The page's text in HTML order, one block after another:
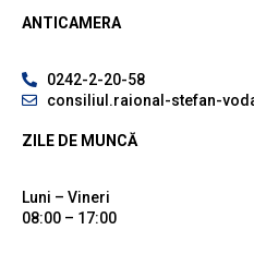
ANTICAMERA
0242-2-20-58
consiliul.raional-stefan-
ZILE DE MUNCĂ
Luni – Vineri
08:00 – 17:00